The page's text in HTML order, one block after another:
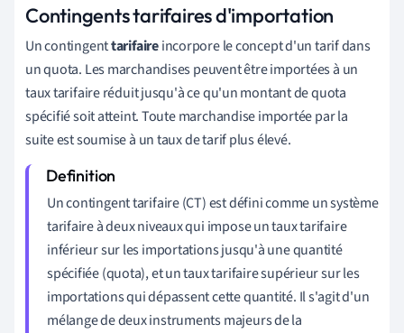
Contingents tarifaires d'importation
Un contingenttarifaireincorpore le concept d'un tarif dans
un quota. Les marchandises peuvent être importées à un
taux tarifaire réduit jusqu'à ce qu'un montant de quota
spécifié soit atteint. Toute marchandise importée par la
suite est soumise à un taux de tarif plus élevé.
Un contingent tarifaire (CT) est défini comme un système
tarifaire à deux niveaux qui impose un taux tarifaire
inférieur sur les importations jusqu'à une quantité
spécifiée (quota), et un taux tarifaire supérieur sur les
importations qui dépassent cette quantité. Il s'agit d'un
mélange de deux instruments majeurs de la